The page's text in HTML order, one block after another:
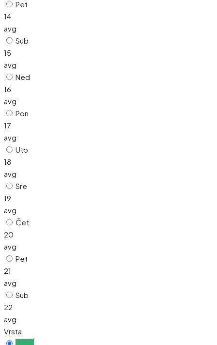
Pet
14
avg
Sub
15
avg
Ned
16
avg
Pon
17
avg
Uto
18
avg
Sre
19
avg
Čet
20
avg
Pet
21
avg
Sub
22
avg
Vrsta